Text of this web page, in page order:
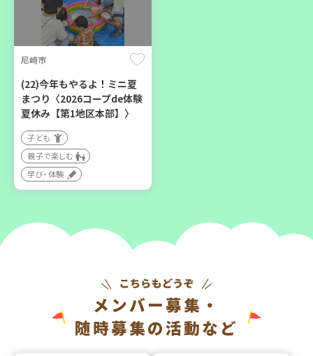
「フードドライブ」集中受
け付け！
環境
尼崎市
(22)今年もやるよ！ミニ夏
まつり〈2026コープde体験
夏休み【第1地区本部】〉
子ども
親子で楽しむ
学び・体験
メンバー募集・
随時募集の活動など